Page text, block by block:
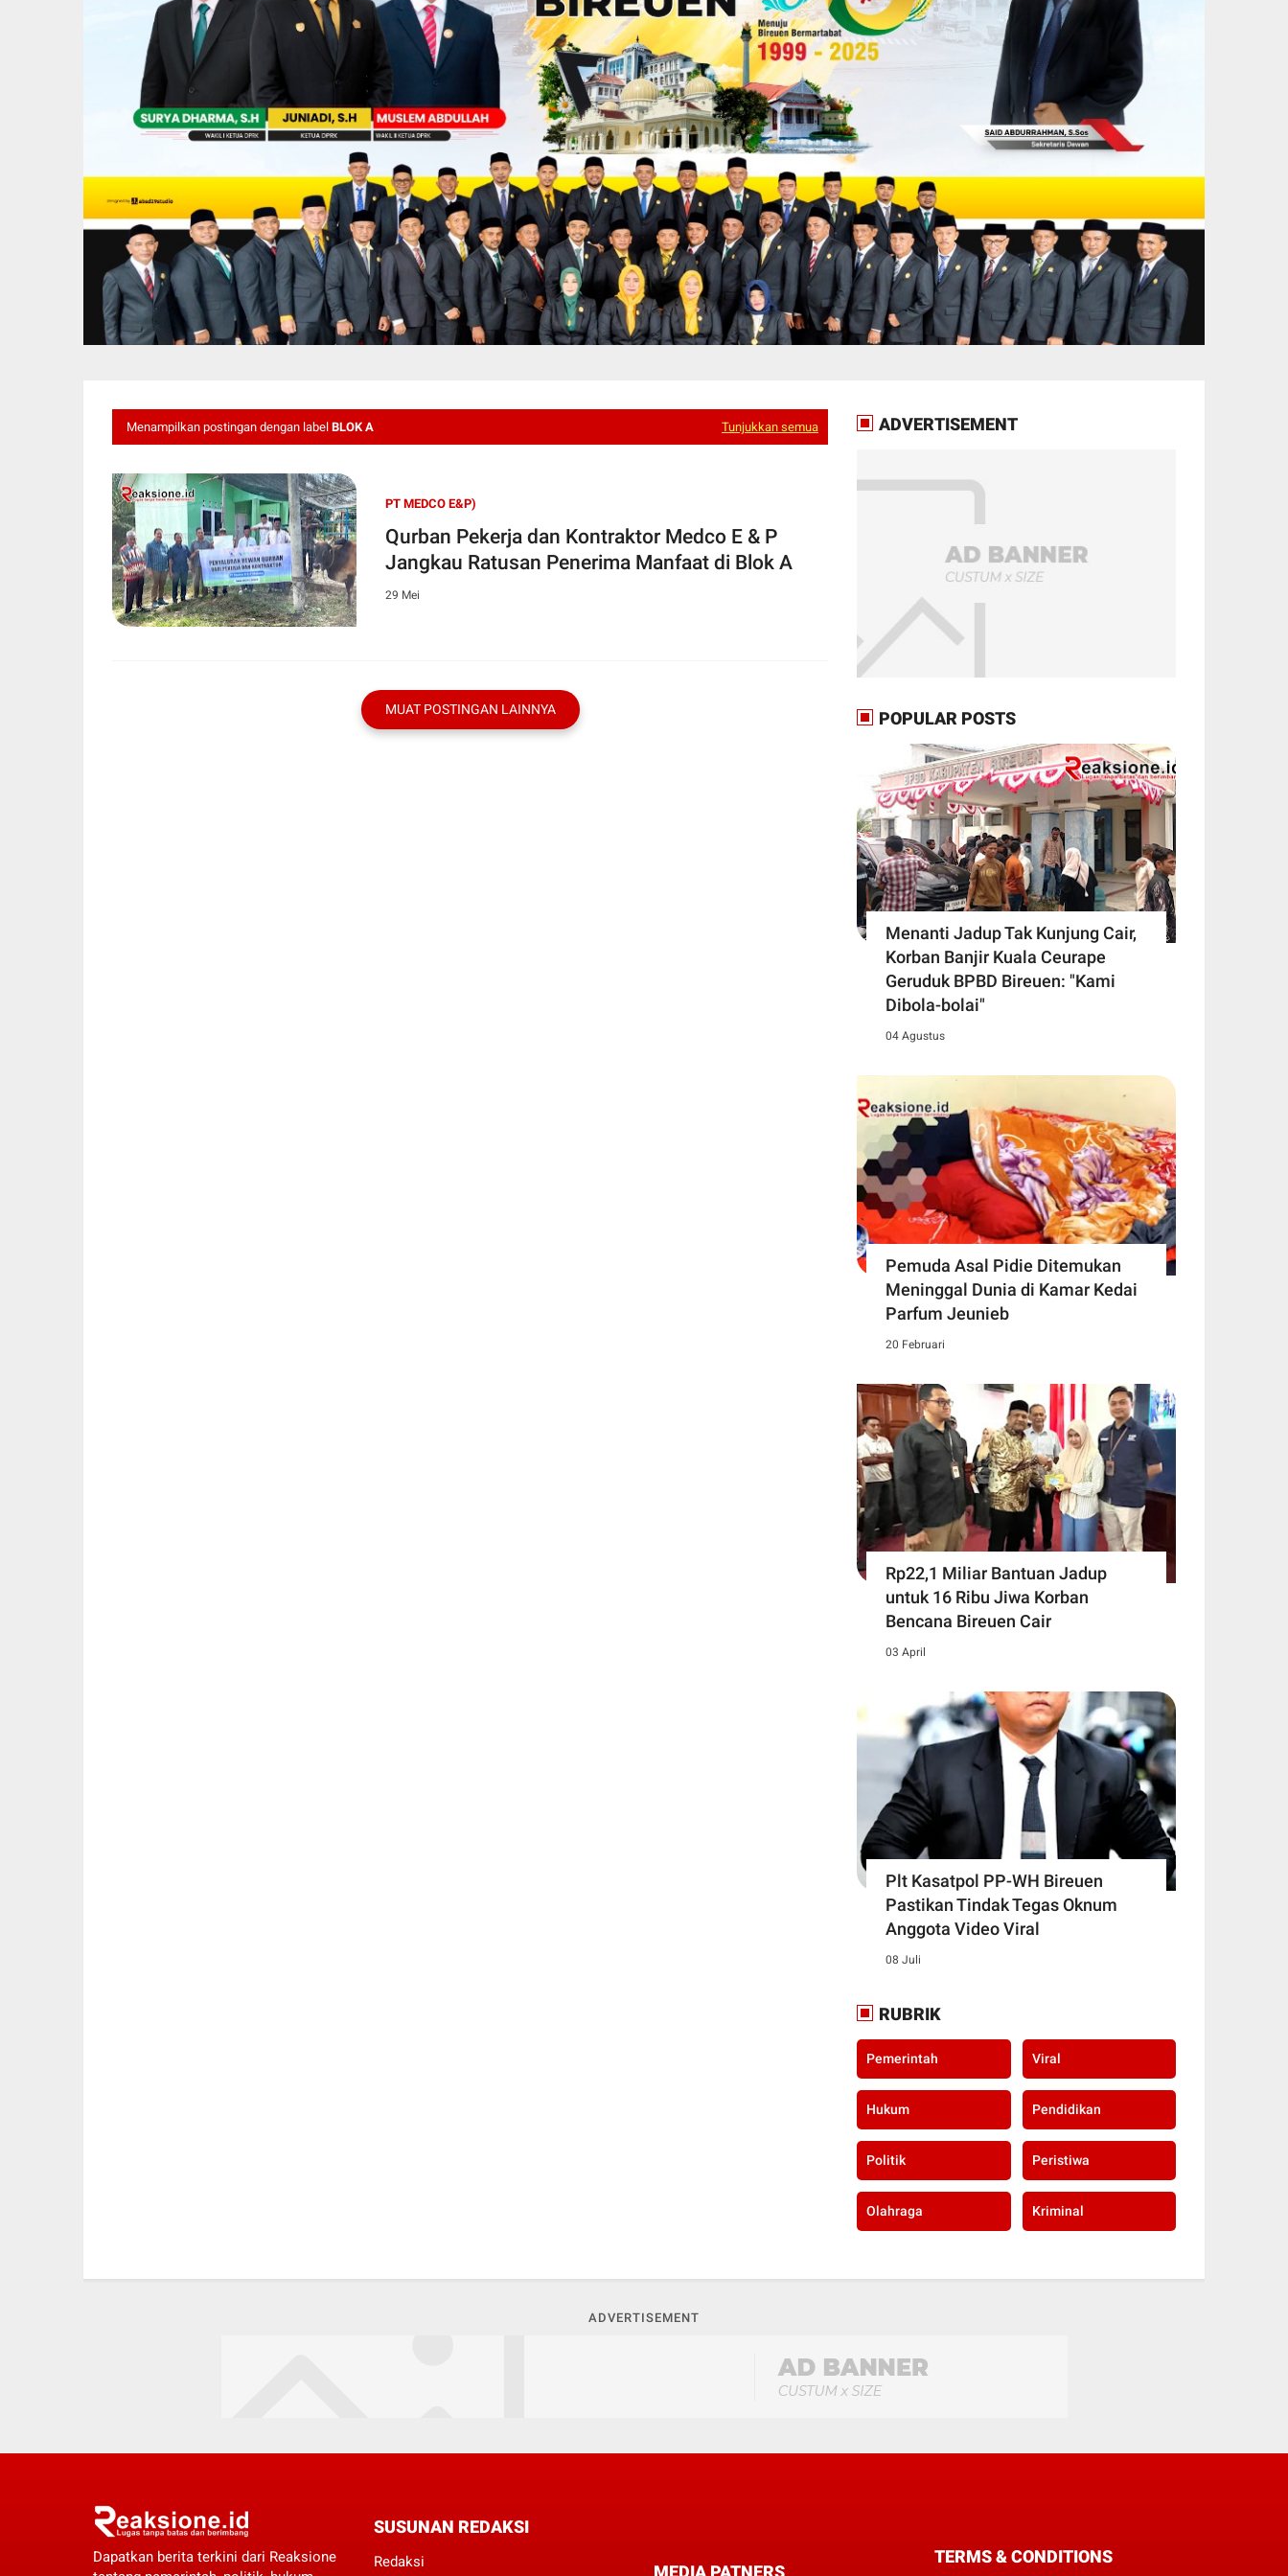
Menampilkan postingan dengan label BLOK A Tunjukkan semua
PT MEDCO E&P)
Qurban Pekerja dan Kontraktor Medco E & P
Jangkau Ratusan Penerima Manfaat di Blok A
29 Mei
MUAT POSTINGAN LAINNYA
ADVERTISEMENT
POPULAR POSTS
Menanti Jadup Tak Kunjung Cair,
Korban Banjir Kuala Ceurape
Geruduk BPBD Bireuen: "Kami
Dibola-bolai"
04 Agustus
Pemuda Asal Pidie Ditemukan
Meninggal Dunia di Kamar Kedai
Parfum Jeunieb
20 Februari
Rp22,1 Miliar Bantuan Jadup
untuk 16 Ribu Jiwa Korban
Bencana Bireuen Cair
03 April
Plt Kasatpol PP-WH Bireuen
Pastikan Tindak Tegas Oknum
Anggota Video Viral
08 Juli
RUBRIK
Pemerintah Viral
Hukum Pendidikan
Politik Peristiwa
Olahraga Kriminal
ADVERTISEMENT
Dapatkan berita terkini dari Reaksione
SUSUNAN REDAKSI
Redaksi MEDIA PATNERS
TERMS & CONDITIONS